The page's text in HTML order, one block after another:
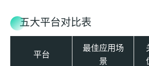
五大平台对比表
平台
最佳应用场
景